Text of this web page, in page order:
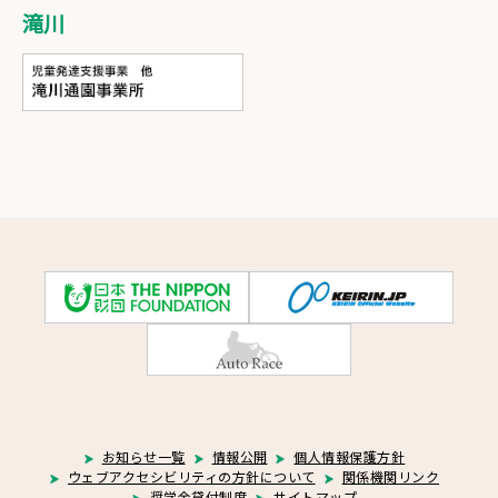
滝川
お知らせ一覧 情報公開
個人情報保護方針
ウェブアクセシビリティの方針について
関係機関リンク